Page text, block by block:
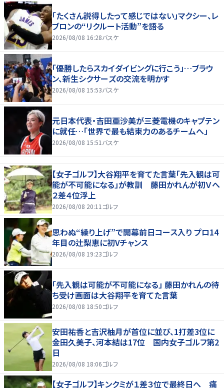
「たくさん説得したって感じではない」マクシー、レ
ブロンの“リクルート活動”を語る
2026/08/08 16:28バスケ
「優勝したらスカイダイビングに行こう」…ブラウ
ン、新生シクサーズの交流を明かす
2026/08/08 15:53バスケ
元日本代表・吉田亜沙美が三菱電機のキャプテン
に就任…「世界で最も結束力のあるチームへ」
2026/08/08 15:51 バスケ
【女子ゴルフ】大谷翔平を育てた言葉「先入観は可
能が不可能になる」が教訓 藤田かれんが初Ｖへ
２差４位浮上
2026/08/08 20:11 ゴルフ
思わぬ“繰り上げ”で開幕前日コース入り プロ14
年目の辻梨恵に初Vチャンス
2026/08/08 19:23ゴルフ
「先入観は可能が不可能になる」 藤田かれんの待
ち受け画面は大谷翔平を育てた言葉
2026/08/08 18:50ゴルフ
安田祐香と吉沢柚月が首位に並び、1打差3位に
金田久美子、河本結は17位 国内女子ゴルフ第2
日
2026/08/08 18:06ゴルフ
【女子ゴルフ】キンクミが１差３位で最終日へ 痛